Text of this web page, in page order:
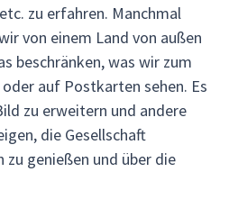
zu erfahren. Manchmal
von einem Land von außen
beschränken, was wir zum
auf Postkarten sehen. Es
zu erweitern und andere
die Gesellschaft
zu genießen und über die